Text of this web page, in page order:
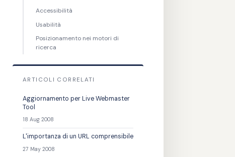
Accessibilità
Usabilità
Posizionamento nei motori di
ricerca
ARTICOLI CORRELATI
Aggiornamento per Live Webmaster
Tool
18 Aug 2008
L'importanza di un URL comprensibile
27 May 2008